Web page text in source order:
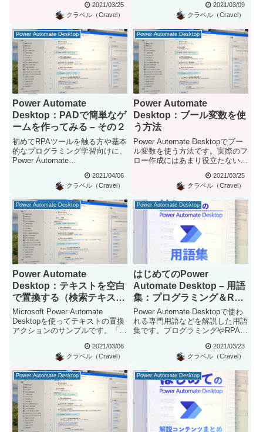
2021/03/25
クラベル（Cravel）
2021/03/09
クラベル（Cravel）
Power Automate Desktop
Power Automate
Desktop：PADで簡単なゲ
ームを作ってみる – その２
初めてRPAツールを触る方や基本
的なプログラミング学習向けに、
Power Automate
2021/04/06
クラベル（Cravel）
Power Automate Desktop
Power Automate
Desktop：ブール変数を使
う方法
Power Automate Desktopでブー
ル変数を使う方法です。実際のフ
ロー作成にはあまり役立たない内
2021/03/25
クラベル（Cravel）
Power Automate Desktop
Power Automate
Desktop：テキストを空白
で置換する（検索テキスト
を削除する）
Microsoft Power Automate
Desktopを使ってテキストの置換
アクションのサンプルです。「テ
2021/03/06
クラベル（Cravel）
Power Automate Desktop
はじめてのPower
Automate Desktop – 用語
集：プログラミング＆RPA
で使われる専門用語まとめ
Power Automate Desktopで使わ
れる専門用語などを解説した用語
集です。プログラミングやRPAな
2021/03/23
クラベル（Cravel）
Power Automate Desktop Power Automate Desktop